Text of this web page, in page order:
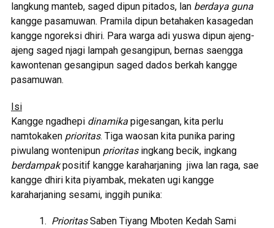
langkung manteb, saged dipun pitados, lan berdaya guna
kangge pasamuwan. Pramila dipun betahaken kasagedan
kangge ngoreksi dhiri. Para warga adi yuswa dipun ajeng-
ajeng saged njagi lampah gesangipun, bernas saengga
kawontenan gesangipun saged dados berkah kangge
pasamuwan.
Isi
Kangge ngadhepi dinamikapigesangan, kita perlu
namtokaken prioritas. Tiga waosan kita punika paring
piwulang wontenipun prioritasingkang becik, ingkang
berdampakpositif kangge karaharjaning jiwa lan raga, sae
kangge dhiri kita piyambak, mekaten ugi kangge
karaharjaning sesami, inggih punika:
PrioritasSaben Tiyang Mboten Kedah Sami